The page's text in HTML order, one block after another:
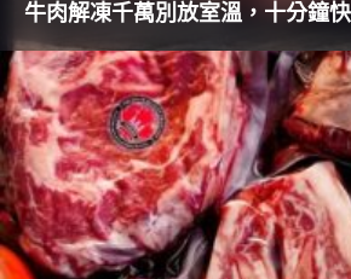
牛肉解凍千萬別放室溫，十分鐘